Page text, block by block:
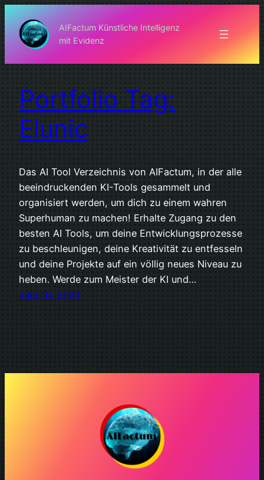
Inhalt
springen
AIFactum Künstliche Intelligenz
mit Evidenz
Portfolio Tag:
Elunic
Das AI Tool Verzeichnis von AIFactum, in der alle
beeindruckenden KI-Tools gesammelt und
organisiert werden, um dich zu einem wahren
Superhuman zu machen! Erhalte Zugang zu den
besten AI Tools, um deine Entwicklungsprozesse
zu beschleunigen, deine Kreativität zu entfesseln
und deine Projekte auf ein völlig neues Niveau zu
heben. Werde zum Meister der KI und…
Juni 16, 2023